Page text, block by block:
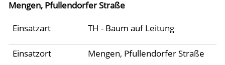
Einsätze
Mengen, Pfullendorfer Straße
Einsatzart
TH - Baum auf Leitung
Einsatzort Mengen, Pfullendorfer Straße